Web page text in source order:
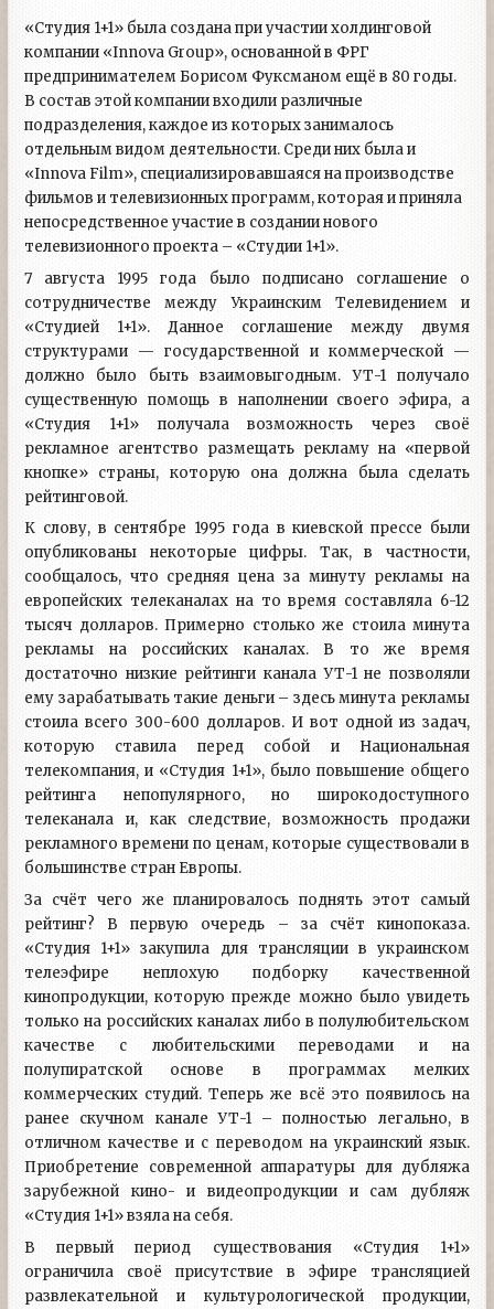
«Студия 1+1» была создана при участии холдинговой
компании «Innova Group», основанной в ФРГ
предпринимателем Борисом Фуксманом ещё в 80 годы.
В состав этой компании входили различные
подразделения, каждое из которых занималось
отдельным видом деятельности. Среди них была и
«Innova Film», специализировавшаяся на производстве
фильмов и телевизионных программ, которая и приняла
непосредственное участие в создании нового
телевизионного проекта – «Студии 1+1».
7 августа 1995 года было подписано соглашение о
сотрудничестве между Украинским Телевидением и
«Студией 1+1». Данное соглашение между двумя
структурами — государственной и коммерческой —
должно было быть взаимовыгодным. УТ-1 получало
существенную помощь в наполнении своего эфира, а
«Студия 1+1» получала возможность через своё
рекламное агентство размещать рекламу на «первой
кнопке» страны, которую она должна была сделать
рейтинговой.
К слову, в сентябре 1995 года в киевской прессе были
опубликованы некоторые цифры. Так, в частности,
сообщалось, что средняя цена за минуту рекламы на
европейских телеканалах на то время составляла 6-12
тысяч долларов. Примерно столько же стоила минута
рекламы на российских каналах. В то же время
достаточно низкие рейтинги канала УТ-1 не позволяли
ему зарабатывать такие деньги – здесь минута рекламы
стоила всего 300-600 долларов. И вот одной из задач,
которую ставила перед собой и Национальная
телекомпания, и «Студия 1+1», было повышение общего
рейтинга непопулярного, но широкодоступного
телеканала и, как следствие, возможность продажи
рекламного времени по ценам, которые существовали в
большинстве стран Европы.
За счёт чего же планировалось поднять этот самый
рейтинг? В первую очередь – за счёт кинопоказа.
«Студия 1+1» закупила для трансляции в украинском
телеэфире неплохую подборку качественной
кинопродукции, которую прежде можно было увидеть
только на российских каналах либо в полулюбительском
качестве с любительскими переводами и на
полупиратской основе в программах мелких
коммерческих студий. Теперь же всё это появилось на
ранее скучном канале УТ-1 – полностью легально, в
отличном качестве и с переводом на украинский язык.
Приобретение современной аппаратуры для дубляжа
зарубежной кино- и видеопродукции и сам дубляж
«Студия 1+1» взяла на себя.
В первый период существования «Студия 1+1»
ограничила своё присутствие в эфире трансляцией
развлекательной и культурологической продукции,